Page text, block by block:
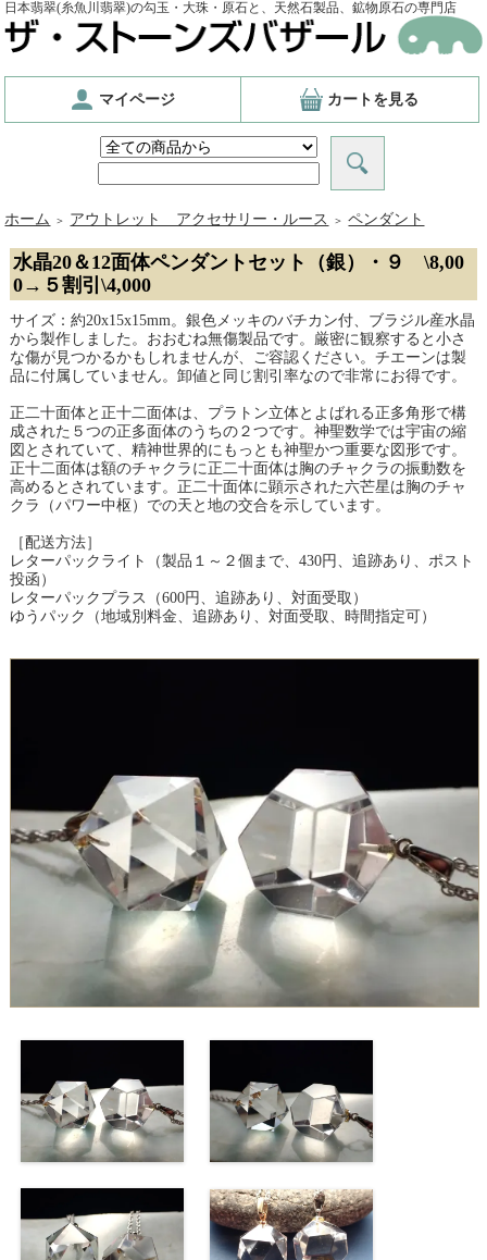
日本翡翠(糸魚川翡翠)の勾玉・大珠・原石と、天然石製品、鉱物原石の専門店
マイページ カートを見る
ホーム ＞ アウトレット アクセサリー・ルース ＞ ペンダント
水晶20＆12面体ペンダントセット（銀）・９ \8,00
0→５割引\4,000
サイズ：約20x15x15mm。銀色メッキのバチカン付、ブラジル産水晶
から製作しました。おおむね無傷製品です。厳密に観察すると小さ
な傷が見つかるかもしれませんが、ご容認ください。チエーンは製
品に付属していません。卸値と同じ割引率なので非常にお得です。
正二十面体と正十二面体は、プラトン立体とよばれる正多角形で構
成された５つの正多面体のうちの２つです。神聖数学では宇宙の縮
図とされていて、精神世界的にもっとも神聖かつ重要な図形です。
正十二面体は額のチャクラに正二十面体は胸のチャクラの振動数を
高めるとされています。正二十面体に顕示された六芒星は胸のチャ
クラ（パワー中枢）での天と地の交合を示しています。
［配送方法］
レターパックライト（製品１～２個まで、430円、追跡あり、ポスト
投函）
レターパックプラス（600円、追跡あり、対面受取）
ゆうパック（地域別料金、追跡あり、対面受取、時間指定可）